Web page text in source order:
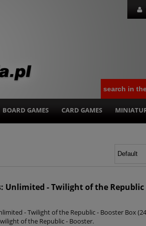
BOARD GAMES CARD GAMES
Unlimited - Twilight of the Republic
- Twilight of the Republic - Booster Box
of the Republic - Booster.